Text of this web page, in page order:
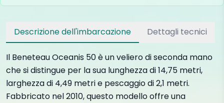
Descrizione dell'imbarcazione Dettagli tecnici
Il Beneteau Oceanis 50 è un veliero di seconda mano
che si distingue per la sua lunghezza di 14,75 metri,
larghezza di 4,49 metri e pescaggio di 2,1 metri.
Fabbricato nel 2010, questo modello offre una